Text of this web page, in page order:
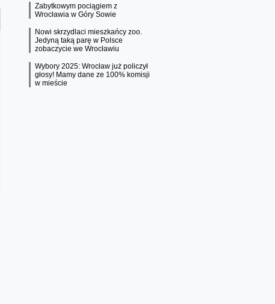
Zabytkowym pociągiem z
Wrocławia w Góry Sowie
Nowi skrzydlaci mieszkańcy zoo.
Jedyną taką parę w Polsce
zobaczycie we Wrocławiu
Wybory 2025: Wrocław już policzył
głosy! Mamy dane ze 100% komisji
w mieście